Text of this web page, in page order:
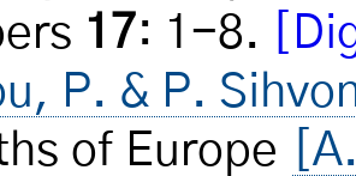
17: 1-8.
P. & P.
of Europe